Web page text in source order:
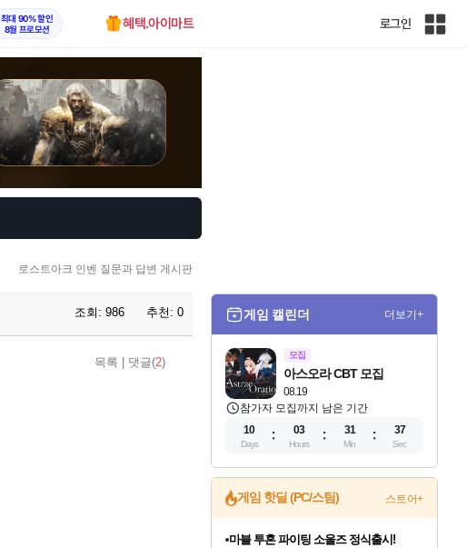
최대 90% 할인
8월 프로모션
혜택.아이마트 로그인
인
로스트아크 인벤 질문과 답변 게시판
조회: 986 추천: 0
목록 댓글(2)
게임 캘린더 더보기+
모집
08.19
아스오라 CBT 모집
참가자 모집까지 남은 기간
10
Days
03
Hours
31
Min
35
Sec
게임 핫딜 (PC/스팀) 스토어+
마블 투혼 파이팅 소울즈 정식출시!